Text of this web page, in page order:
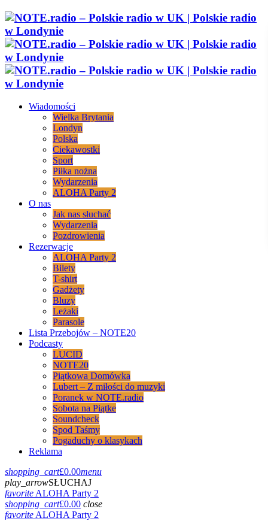
Wiadomości
Wielka Brytania
Londyn
Polska
Ciekawostki
Sport
Piłka nożna
Wydarzenia
ALOHA Party 2
O nas
Jak nas słuchać
Wydarzenia
Pozdrowienia
Rezerwacje
ALOHA Party 2
Bilety
T-shirt
Gadżety
Bluzy
Leżaki
Parasole
Lista Przebojów – NOTE20
Podcasty
LUCID
NOTE20
Piątkowa Domówka
Lubert – Z miłości do muzyki
Poranek w NOTE.radio
Sobota na Piątke
Soundcheck
Spod Taśmy
Pogaduchy o klasykach
Reklama
shopping_cart£0.00menu
play_arrowSŁUCHAJ
favoriteALOHA Party 2
shopping_cart£0.00 close
favoriteALOHA Party 2